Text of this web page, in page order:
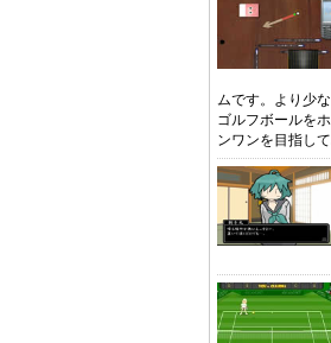
ムです。より少
ゴルフボールを
ンワンを目指し